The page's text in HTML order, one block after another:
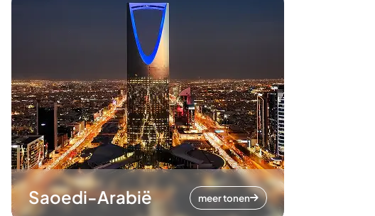
Saoedi-Arabië meer tonen